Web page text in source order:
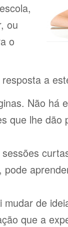
ou
o
a
Não há
que lhe dão
de
que a